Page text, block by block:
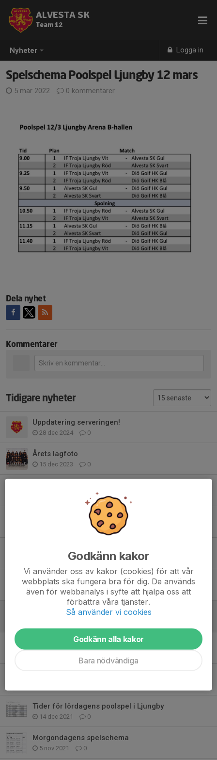
Nyheter Logga in
ALVESTA SK
Team 12
Spelschema Poolspel Ljungby 12 mars
5 mar 2022 0 kommentarer
Dela nyhet
Kommentarer
Tidigare nyheter
Uppdatering serveringen!
28 dec 2024 0
Årets lagfoto
15 dec 2023 0
0
Ny uppdatering av serveringsschemat.
23 nov 2022 0
Schema serveringen
4 nov 2022 0
Spelschema Poolspel Ljungby 12 mars
Spelschema Poolspel Diö 13/2
Tider för lördagens poolspel i Ljungby
14 dec 2021 0
Morgondagens spelschema
5 nov 2021 0
Godkänn kakor
Vi använder oss av kakor (cookies) för att vår
webbplats ska fungera bra för dig. De används
även för webbanalys i syfte att hjälpa oss att
förbättra våra tjänster.
Så använder vi cookies
Godkänn alla kakor
Bara nödvändiga